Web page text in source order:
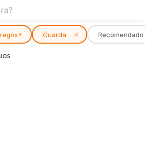
▾ Guarda ✕ Recomendado